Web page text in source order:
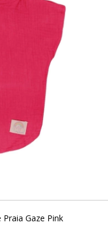
Praia Gaze Pink